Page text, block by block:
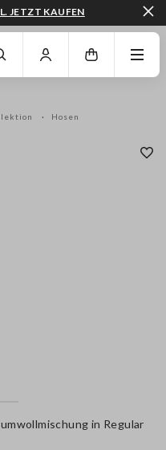
SIE ZUM ENDE DER SEITE
JETZT KAUFEN
Hosen
in Regular